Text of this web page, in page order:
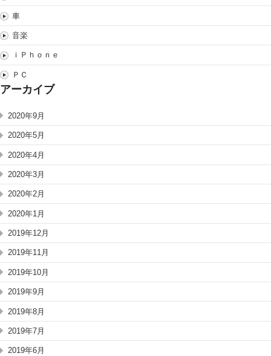
車
音楽
ｉＰｈｏｎｅ
ＰＣ
アーカイブ
2020年9月
2020年5月
2020年4月
2020年3月
2020年2月
2020年1月
2019年12月
2019年11月
2019年10月
2019年9月
2019年8月
2019年7月
2019年6月